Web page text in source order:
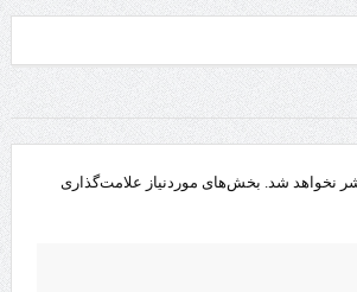
نخواهد شد. بخش‌های موردنیاز علامت‌گذاری